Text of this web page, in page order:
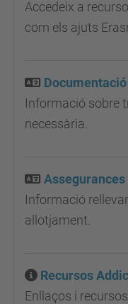
Accedeix a
com els ajuts
Informació sobre
necessària.
Informació
allotjament.
Recursos
Enllaços i